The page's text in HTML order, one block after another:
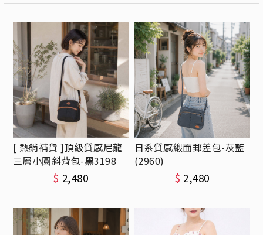
[ 熱銷補貨 ]頂級質感尼龍
三層小圓斜背包-黑3198
$ 2,480
日系質感緞面郵差包-灰藍
(2960)
$ 2,480